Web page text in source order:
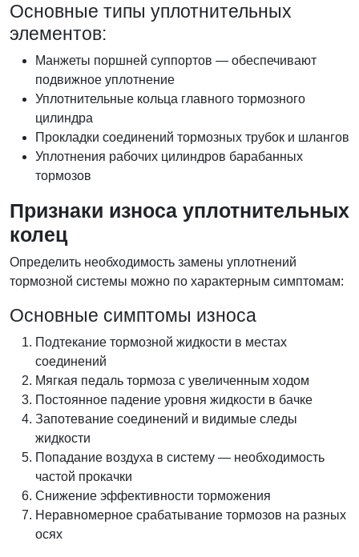
Основные типы уплотнительных
элементов:
Манжеты поршней суппортов — обеспечивают
подвижное уплотнение
Уплотнительные кольца главного тормозного
цилиндра
Прокладки соединений тормозных трубок и шлангов
Уплотнения рабочих цилиндров барабанных
тормозов
Признаки износа уплотнительных
колец
Определить необходимость замены уплотнений
тормозной системы можно по характерным симптомам:
Основные симптомы износа
Подтекание тормозной жидкости в местах
соединений
Мягкая педаль тормоза с увеличенным ходом
Постоянное падение уровня жидкости в бачке
Запотевание соединений и видимые следы
жидкости
Попадание воздуха в систему — необходимость
частой прокачки
Снижение эффективности торможения
Неравномерное срабатывание тормозов на разных
осях